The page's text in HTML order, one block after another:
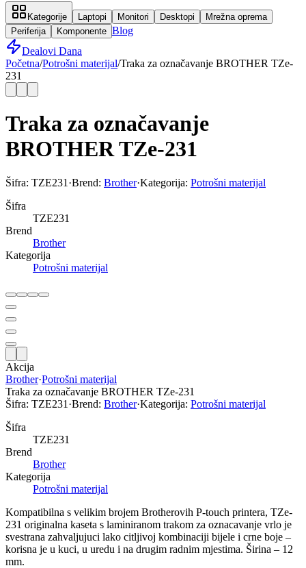
Kategorije Laptopi Monitori Desktopi
Mrežna oprema
Periferija
Komponente Blog
Dealovi Dana
Početna/Potrošni materijal/Traka za označavanje BROTHER TZe-
231
Traka za označavanje
BROTHER TZe-231
Šifra: TZE231 ·Brend: Brother·Kategorija: Potrošni materijal
Šifra
TZE231
Brend
Brother
Kategorija
Potrošni materijal
Akcija
Brother·Potrošni materijal
Traka za označavanje BROTHER TZe-231
Šifra: TZE231 ·Brend: Brother·Kategorija: Potrošni materijal
Šifra
TZE231
Brend
Brother
Kategorija
Potrošni materijal
Kompatibilna s velikim brojem Brotherovih P-touch printera, TZe-
231 originalna kaseta s laminiranom trakom za oznacavanje vrlo je
svestrana zahvaljujuci lako citljivoj kombinaciji bijele i crne boje –
korisna je u kuci, u uredu i na drugim radnim mjestima. Širina – 12
mm.